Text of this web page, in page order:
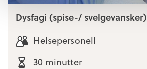
Dysfagi (spise-/ svelgevansker)
Helsepersonell
30 minutter